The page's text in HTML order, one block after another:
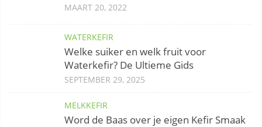
MAART 20, 2022
WATERKEFIR
Welke suiker en welk fruit voor
Waterkefir? De Ultieme Gids
SEPTEMBER 29, 2025
MELKKEFIR
Word de Baas over je eigen Kefir Smaak